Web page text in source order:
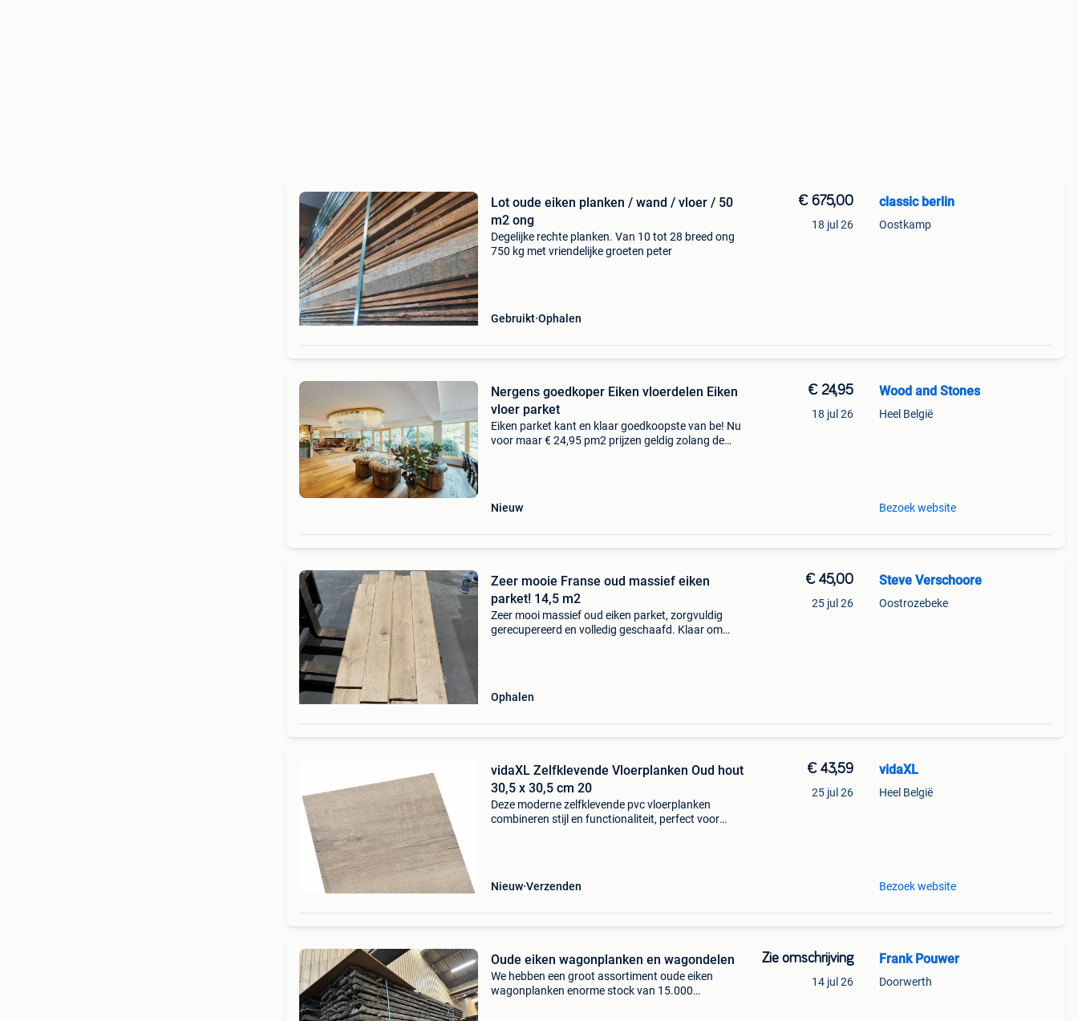
Lot oude eiken planken / wand / vloer / 50
m2 ong
Degelijke rechte planken. Van 10 tot 28 breed ong
750 kg met vriendelijke groeten peter
Gebruikt Ophalen
€ 675,00
18 jul 26
classic berlin
Oostkamp
Nergens goedkoper Eiken vloerdelen Eiken
vloer parket
Eiken parket kant en klaar goedkoopste van be! Nu
voor maar € 24,95 pm2 prijzen geldig zolang de
Nieuw
€ 24,95
18 jul 26
Wood and Stones
Heel België
Bezoek website
Zeer mooie Franse oud massief eiken
parket! 14,5 m2
Zeer mooi massief oud eiken parket, zorgvuldig
gerecupereerd en volledig geschaafd. Klaar om
Ophalen
€ 45,00
25 jul 26
Steve Verschoore
Oostrozebeke
vidaXL Zelfklevende Vloerplanken Oud hout
30,5 x 30,5 cm 20
Deze moderne zelfklevende pvc vloerplanken
combineren stijl en functionaliteit, perfect voor
Nieuw Verzenden
€ 43,59
25 jul 26
vidaXL
Heel België
Bezoek website
Oude eiken wagonplanken en wagondelen
We hebben een groot assortiment oude eiken
wagonplanken enorme stock van 15.000
Zie omschrijving
14 jul 26
Frank Pouwer
Doorwerth